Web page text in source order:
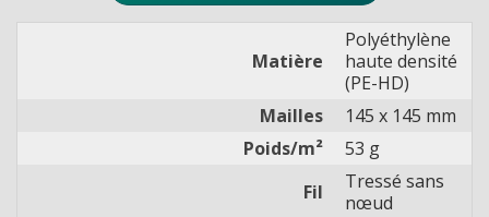
Matière
Polyéthylène
haute densité
(PE-HD)
Mailles
145 x 145 mm
Poids/m²
53 g
Fil
Tressé sans
nœud